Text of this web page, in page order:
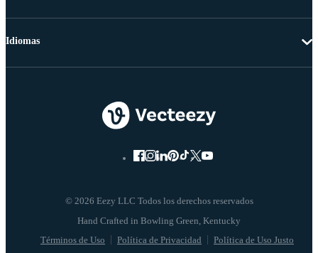
© 2026 Eezy LLC Todos los derechos reservados
Términos de Uso Política de Privacidad Política de Uso Justo
Idiomas